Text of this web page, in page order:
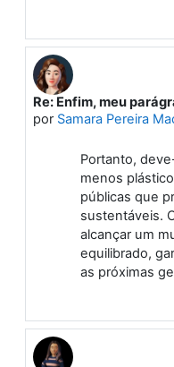
Em resposta à
Re: Enfim, meu
por Samara Pereira
Portanto,
menos
públicas que
sustentáveis.
alcançar um
equilibrado,
as próximas